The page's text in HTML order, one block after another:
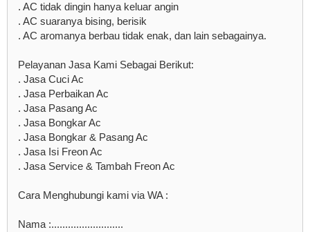
. AC tidak dingin hanya keluar angin
. AC suaranya bising, berisik
. AC aromanya berbau tidak enak, dan lain sebagainya.
Pelayanan Jasa Kami Sebagai Berikut:
. Jasa Cuci Ac
. Jasa Perbaikan Ac
. Jasa Pasang Ac
. Jasa Bongkar Ac
. Jasa Bongkar & Pasang Ac
. Jasa Isi Freon Ac
. Jasa Service & Tambah Freon Ac
Cara Menghubungi kami via WA :
Nama :..........................